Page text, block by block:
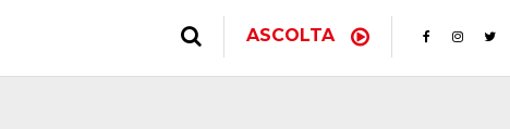
ASCOLTA